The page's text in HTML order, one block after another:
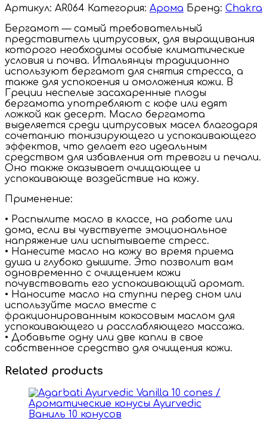
Артикул: AR064 Категория: Арома Бренд: Chakra
Бергамот — самый требовательный
представитель цитрусовых, для выращивания
которого необходимы особые климатические
условия и почва. Итальянцы традиционно
используют бергамот для снятия стресса, а
также для успокоения и омоложения кожи. В
Греции неспелые засахаренные плоды
бергамота употребляют с кофе или едят
ложкой как десерт. Масло бергамота
выделяется среди цитрусовых масел благодаря
сочетанию тонизирующего и успокаивающего
эффектов, что делает его идеальным
средством для избавления от тревоги и печали.
Оно также оказывает очищающее и
успокаивающе воздействие на кожу.
Применение:
• Распылите масло в классе, на работе или
дома, если вы чувствуете эмоциональное
напряжение или испытываете стресс.
• Нанесите масло на кожу во время приема
душа и глубоко дышите. Это позволит вам
одновременно с очищением кожи
почувствовать его успокаивающий аромат.
• Наносите масло на ступни перед сном или
используйте масло вместе с
фракционированным кокосовым маслом для
успокаивающего и расслабляющего массажа.
• Добавьте одну или две капли в свое
собственное средство для очищения кожи.
Related products